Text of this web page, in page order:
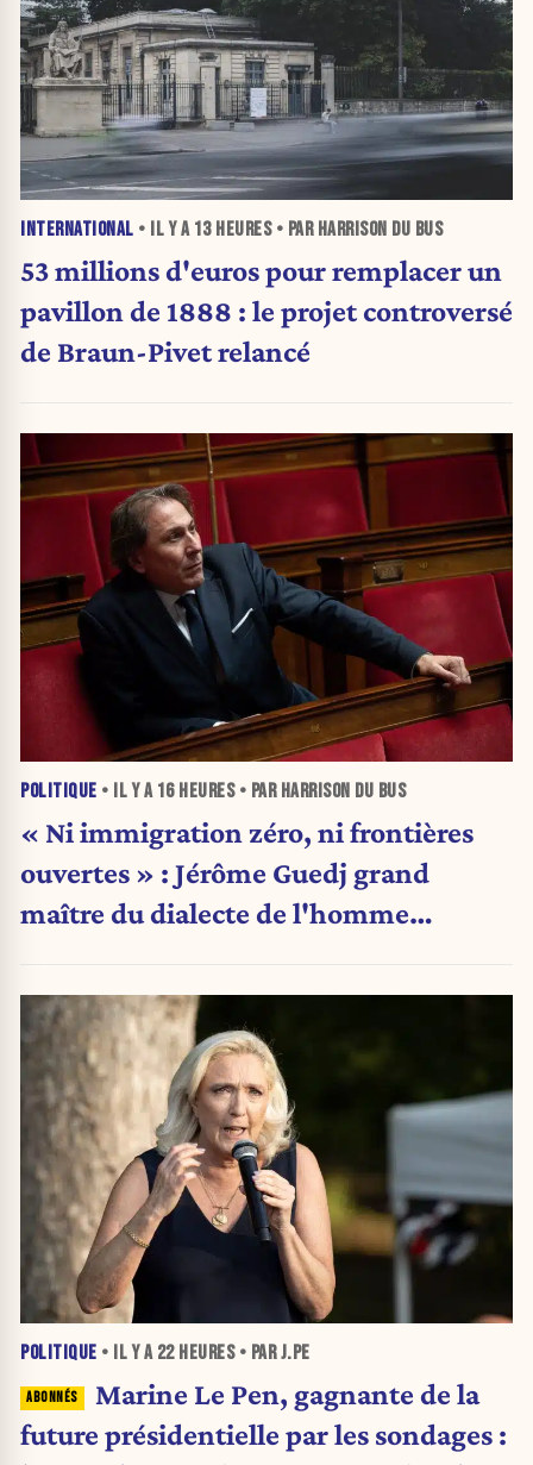
INTERNATIONAL • IL Y A 13 HEURES• PAR HARRISON DU BUS
53 millions d'euros pour remplacer un
pavillon de 1888 : le projet controversé
de Braun-Pivet relancé
POLITIQUE • IL Y A 16 HEURES• PAR HARRISON DU BUS
« Ni immigration zéro, ni frontières
ouvertes » : Jérôme Guedj grand
maître du dialecte de l'homme
POLITIQUE • IL Y A 22 HEURES• PAR J.PE
Marine Le Pen, gagnante de la
future présidentielle par les sondages :